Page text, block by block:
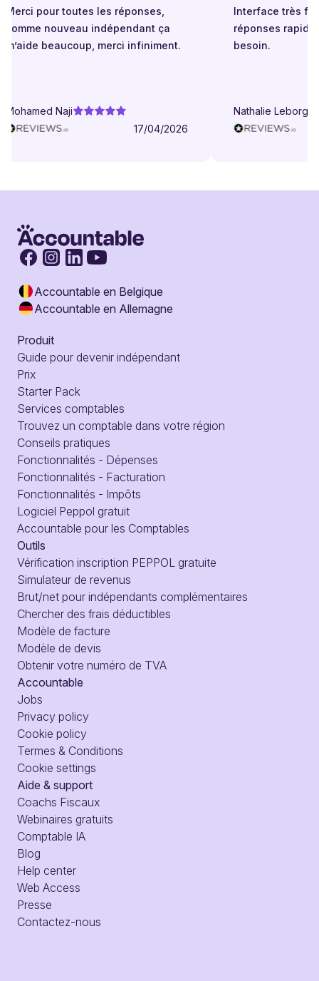
pour toutes les réponses,
nouveau indépendant ça
beaucoup, merci infiniment.
Naji
17/04/2026
Interface très
réponses rapides
besoin.
Nathalie Leborgne
Accountable en Belgique
Accountable en Allemagne
Produit
Guide pour devenir indépendant
Prix
Starter Pack
Services comptables
Trouvez un comptable dans votre région
Conseils pratiques
Fonctionnalités - Dépenses
Fonctionnalités - Facturation
Fonctionnalités - Impôts
Logiciel Peppol gratuit
Accountable pour les Comptables
Outils
Vérification inscription PEPPOL gratuite
Simulateur de revenus
Brut/net pour indépendants complémentaires
Chercher des frais déductibles
Modèle de facture
Modèle de devis
Obtenir votre numéro de TVA
Accountable
Jobs
Privacy policy
Cookie policy
Termes & Conditions
Cookie settings
Aide & support
Coachs Fiscaux
Webinaires gratuits
Comptable IA
Blog
Help center
Web Access
Presse
Contactez-nous